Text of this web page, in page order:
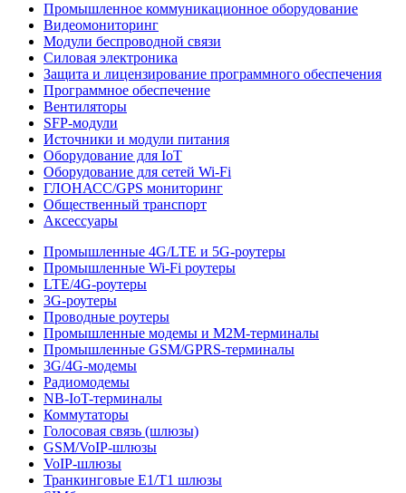
Промышленное коммуникационное оборудование
Видеомониторинг
Модули беспроводной связи
Силовая электроника
Защита и лицензирование программного обеспечения
Программное обеспечение
Вентиляторы
SFP-модули
Источники и модули питания
Оборудование для IoT
Оборудование для сетей Wi-Fi
ГЛОНАСС/GPS мониторинг
Общественный транспорт
Аксессуары
Промышленные 4G/LTE и 5G-роутеры
Промышленные Wi-Fi роутеры
LTE/4G-роутеры
3G-роутеры
Проводные роутеры
Промышленные модемы и M2M-терминалы
Промышленные GSM/GPRS-терминалы
3G/4G-модемы
Радиомодемы
NB-IoT-терминалы
Коммутаторы
Голосовая связь (шлюзы)
GSM/VoIP-шлюзы
VoIP-шлюзы
Транкинговые E1/T1 шлюзы